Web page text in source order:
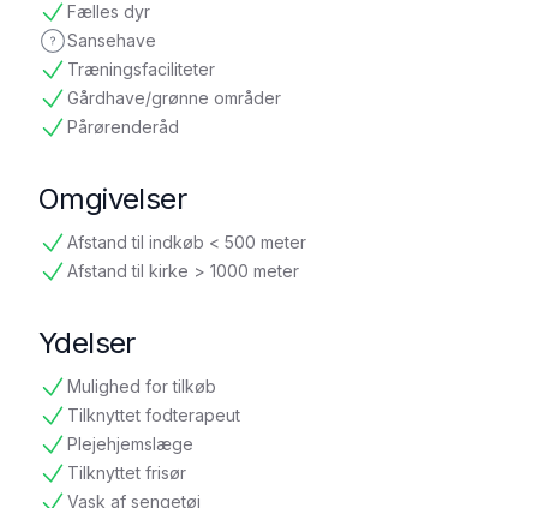
Fælles dyr
tilgængelig
Sansehave
ikke oplyst
Træningsfaciliteter
tilgængelig
Gårdhave/grønne områder
tilgængelig
Pårørenderåd
tilgængelig
Omgivelser
Afstand til indkøb < 500 meter
tilgængelig
Afstand til kirke > 1000 meter
tilgængelig
Ydelser
Mulighed for tilkøb
tilgængelig
Tilknyttet fodterapeut
tilgængelig
Plejehjemslæge
tilgængelig
Tilknyttet frisør
tilgængelig
Vask af sengetøj